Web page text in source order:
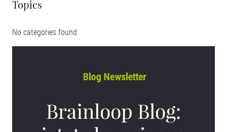
Topics
No categories found